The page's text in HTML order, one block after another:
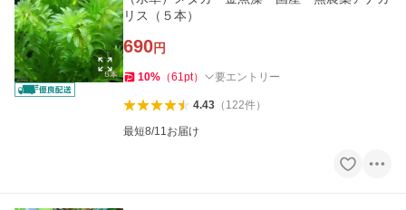
リス（５本）
690円
10% （61pt） 要エントリー
4.43（ 122件）
最短8/11お届け